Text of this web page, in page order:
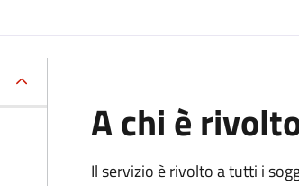
A chi è
Il servizio è rivolto a tutti i